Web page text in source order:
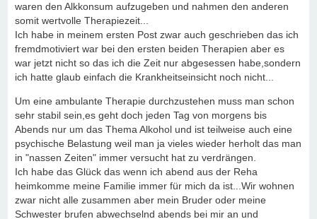
waren den Alkkonsum aufzugeben und nahmen den anderen
somit wertvolle Therapiezeit...
Ich habe in meinem ersten Post zwar auch geschrieben das ich
fremdmotiviert war bei den ersten beiden Therapien aber es
war jetzt nicht so das ich die Zeit nur abgesessen habe,sondern
ich hatte glaub einfach die Krankheitseinsicht noch nicht...
Um eine ambulante Therapie durchzustehen muss man schon
sehr stabil sein,es geht doch jeden Tag von morgens bis
Abends nur um das Thema Alkohol und ist teilweise auch eine
psychische Belastung weil man ja vieles wieder herholt das man
in "nassen Zeiten" immer versucht hat zu verdrängen.
Ich habe das Glück das wenn ich abend aus der Reha
heimkomme meine Familie immer für mich da ist...Wir wohnen
zwar nicht alle zusammen aber mein Bruder oder meine
Schwester brufen abwechselnd abends bei mir an und